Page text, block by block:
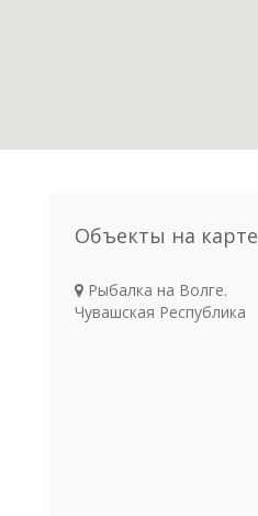
Объекты на карте
Рыбалка на Волге.
Чувашская Республика